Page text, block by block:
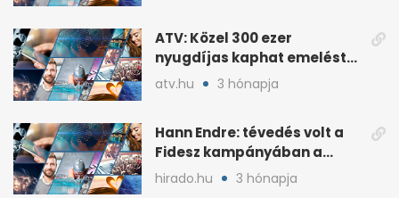
ATV: Közel 300 ezer
nyugdíjas kaphat emelést
idén a Tisza terve szerint
atv.hu 3 hónapja
Hann Endre: tévedés volt a
Fidesz kampányában a
háborús veszély
hirado.hu 3 hónapja